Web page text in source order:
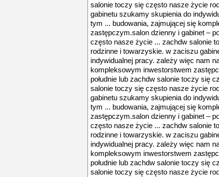
salonie toczy się często nasze życie
gabinetu szukamy skupienia do
tym ... budowania, zajmującej się
zastępczym.salon dzienny i gabinet –
często nasze życie ... zachdw salonie
rodzinne i towarzyskie. w zaciszu
indywidualnej pracy. zależy więc nam
kompleksowym inwestorstwem
południe lub zachdw salonie toczy się
salonie toczy się często nasze życie
gabinetu szukamy skupienia do
tym ... budowania, zajmującej się
zastępczym.salon dzienny i gabinet –
często nasze życie ... zachdw salonie
rodzinne i towarzyskie. w zaciszu
indywidualnej pracy. zależy więc nam
kompleksowym inwestorstwem
południe lub zachdw salonie toczy się
salonie toczy się często nasze życie